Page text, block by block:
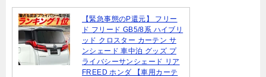
【緊急事態のP還元】 フリー
ド フリード GB5/8系 ハイブリ
ッド クロスター カーテン サ
ンシェード 車中泊 グッズ プ
ライバシーサンシェード リア
FREED ホンダ 【車用カーテ